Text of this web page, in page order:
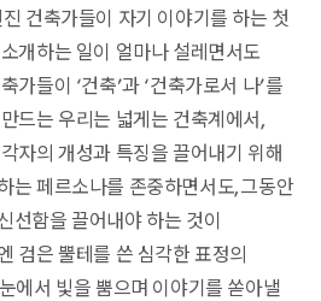
건축가들이 자기 이야기를 하는 첫
개하는 일이 얼마나 설레면서도
가들이 ‘건축’과 ‘건축가로서 나’를
드는 우리는 넓게는 건축계에서,
자의 개성과 특징을 끌어내기 위해
는 페르소나를 존중하면서도, 그동안
선함을 끌어내야 하는 것이
검은 뿔테를 쓴 심각한 표정의
에서 빛을 뿜으며 이야기를 쏟아낼